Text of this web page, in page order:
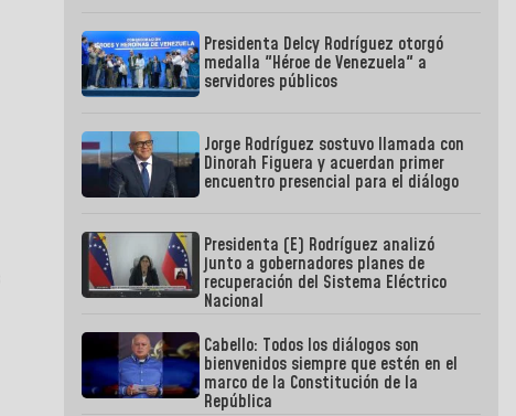
Presidenta Delcy Rodríguez otorgó
medalla "Héroe de Venezuela" a
servidores públicos
Jorge Rodríguez sostuvo llamada con
Dinorah Figuera y acuerdan primer
encuentro presencial para el diálogo
Presidenta (E) Rodríguez analizó
junto a gobernadores planes de
recuperación del Sistema Eléctrico
Nacional
Cabello: Todos los diálogos son
bienvenidos siempre que estén en el
marco de la Constitución de la
República